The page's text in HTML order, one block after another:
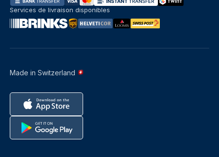
Made in Switzerland
Services de livraison disponibles